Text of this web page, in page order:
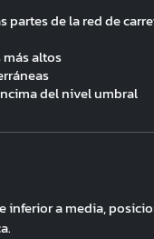
partes de la red de
más altos
del nivel umbral
inferior a media,